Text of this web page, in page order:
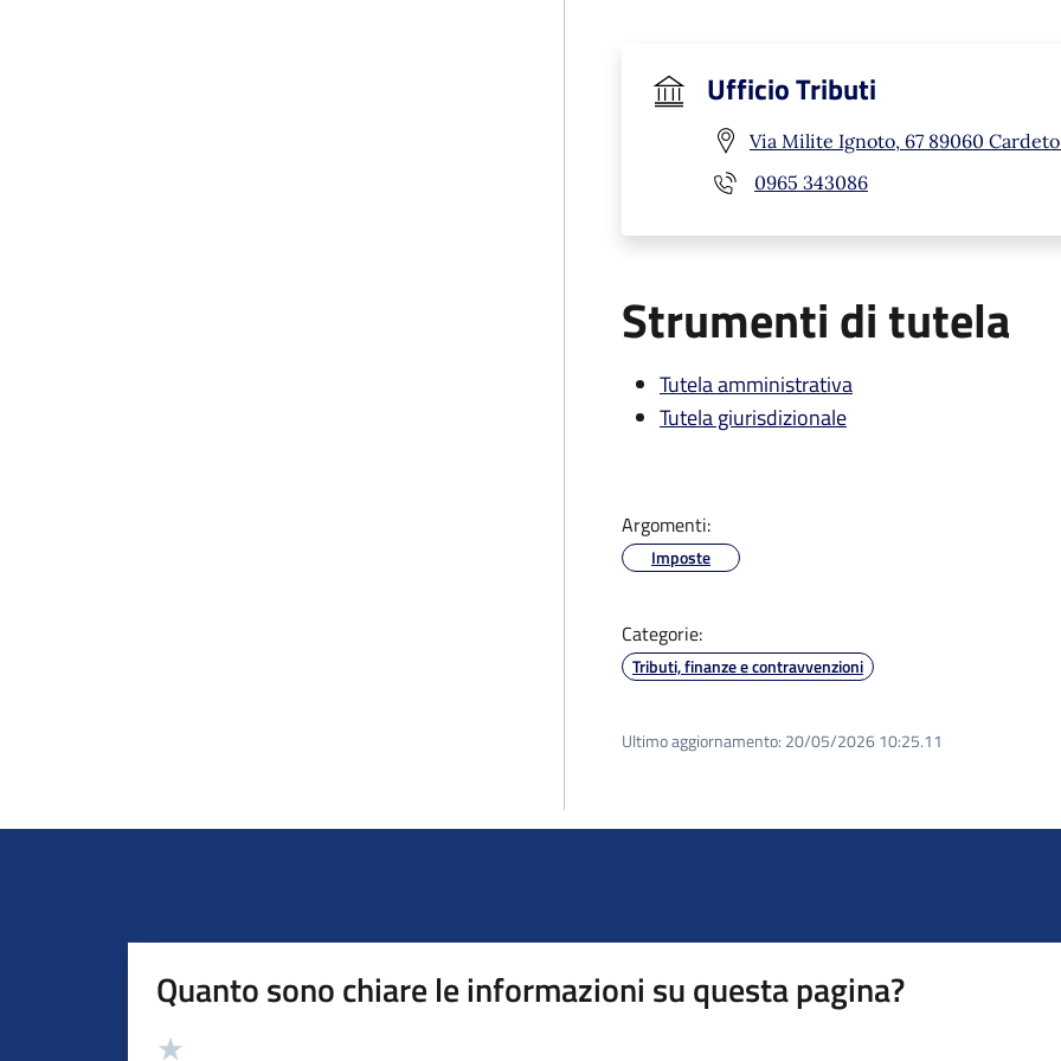
Ufficio Tributi
Via Milite Ignoto, 67 89060 Cardeto
0965 343086
Strumenti di tutela
Tutela amministrativa
Tutela giurisdizionale
Argomenti:
Imposte
Categorie:
Tributi, finanze e contravvenzioni
Ultimo aggiornamento: 20/05/2026 10:25.11
Quanto sono chiare le informazioni su questa pagina?
Valutazione